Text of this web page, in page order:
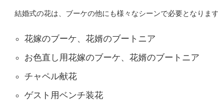
結婚式の花は、ブーケの他にも様々なシーンで必要となりま
花嫁のブーケ、花婿のブートニア
お色直し用花嫁のブーケ、花婿のブートニア
チャペル献花
ゲスト用ベンチ装花